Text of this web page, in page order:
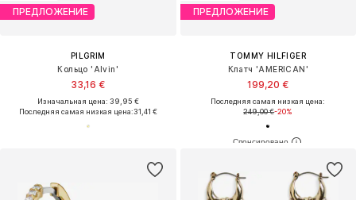
ПРЕДЛОЖЕНИЕ
PILGRIM
Кольцо 'Alvin'
33,16 €
Изначальная цена: 39,95 €
Последняя самая низкая цена:31,41 €
ПРЕДЛОЖЕНИЕ
TOMMY HILFIGER
Клатч 'AMERICAN'
199,20 €
Последняя самая низкая цена:
249,00 €-20%